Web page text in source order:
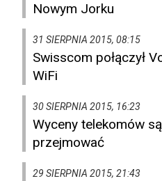
Nowym Jorku
31 SIERPNIA 2015, 08:15
Swisscom połączył
WiFi
30 SIERPNIA 2015, 16:23
Wyceny telekomów
przejmować
29 SIERPNIA 2015, 21:43